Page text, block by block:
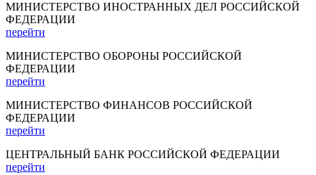
МИНИСТЕРСТВО ИНОСТРАННЫХ ДЕЛ РОССИЙСКОЙ
ФЕДЕРАЦИИ
перейти
МИНИСТЕРСТВО ОБОРОНЫ РОССИЙСКОЙ
ФЕДЕРАЦИИ
перейти
МИНИСТЕРСТВО ФИНАНСОВ РОССИЙСКОЙ
ФЕДЕРАЦИИ
перейти
ЦЕНТРАЛЬНЫЙ БАНК РОССИЙСКОЙ ФЕДЕРАЦИИ
перейти